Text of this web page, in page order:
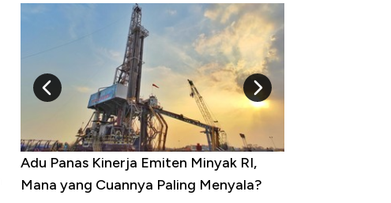
Adu Panas Kinerja Emiten Minyak RI,
Mana yang Cuannya Paling Menyala?